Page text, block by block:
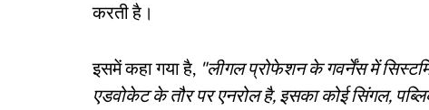
करती है।
इसमें कहा गया है, "लीगल प्रोफेशन के गवर्नेंस में
एडवोकेट के तौर पर एनरोल है, इसका कोई सिंगल,